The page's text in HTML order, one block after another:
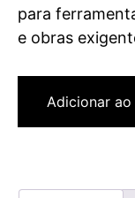
para
e obras
Adicionar